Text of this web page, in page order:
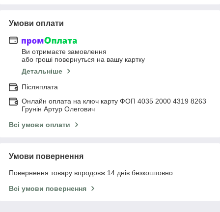
Умови оплати
Ви отримаєте замовлення
або гроші повернуться на вашу картку
Детальніше
Післяплата
Онлайн оплата на ключ карту ФОП 4035 2000 4319 8263
Грунін Артур Олегович
Всі умови оплати
Умови повернення
Повернення товару впродовж 14 днів безкоштовно
Всі умови повернення